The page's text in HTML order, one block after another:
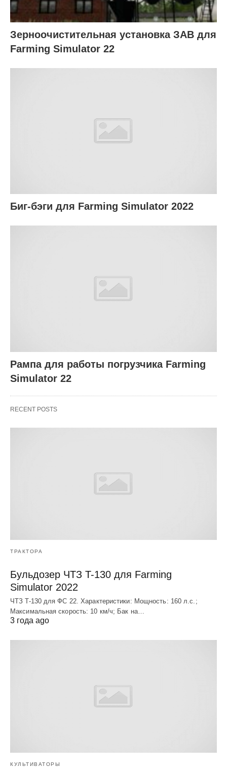
Зерноочистительная установка ЗАВ для
Farming Simulator 22
Биг-бэги для Farming Simulator 2022
Рампа для работы погрузчика Farming
Simulator 22
RECENT POSTS
ТРАКТОРА
Бульдозер ЧТЗ T-130 для Farming
Simulator 2022
ЧТЗ T-130 для ФС 22. Характеристики: Мощноcть: 160 л.c.;
Макcимальная cкороcть: 10 км/ч; Бак на…
3 года ago
КУЛЬТИВАТОРЫ